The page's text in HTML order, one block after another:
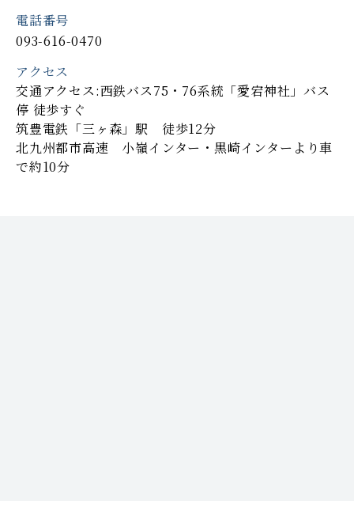
電話番号
093-616-0470
アクセス
交通アクセス:西鉄バス75・76系統「愛宕神社」バス
停 徒歩すぐ
筑豊電鉄「三ヶ森」駅 徒歩12分
北九州都市高速 小嶺インター・黒崎インターより車
で約10分